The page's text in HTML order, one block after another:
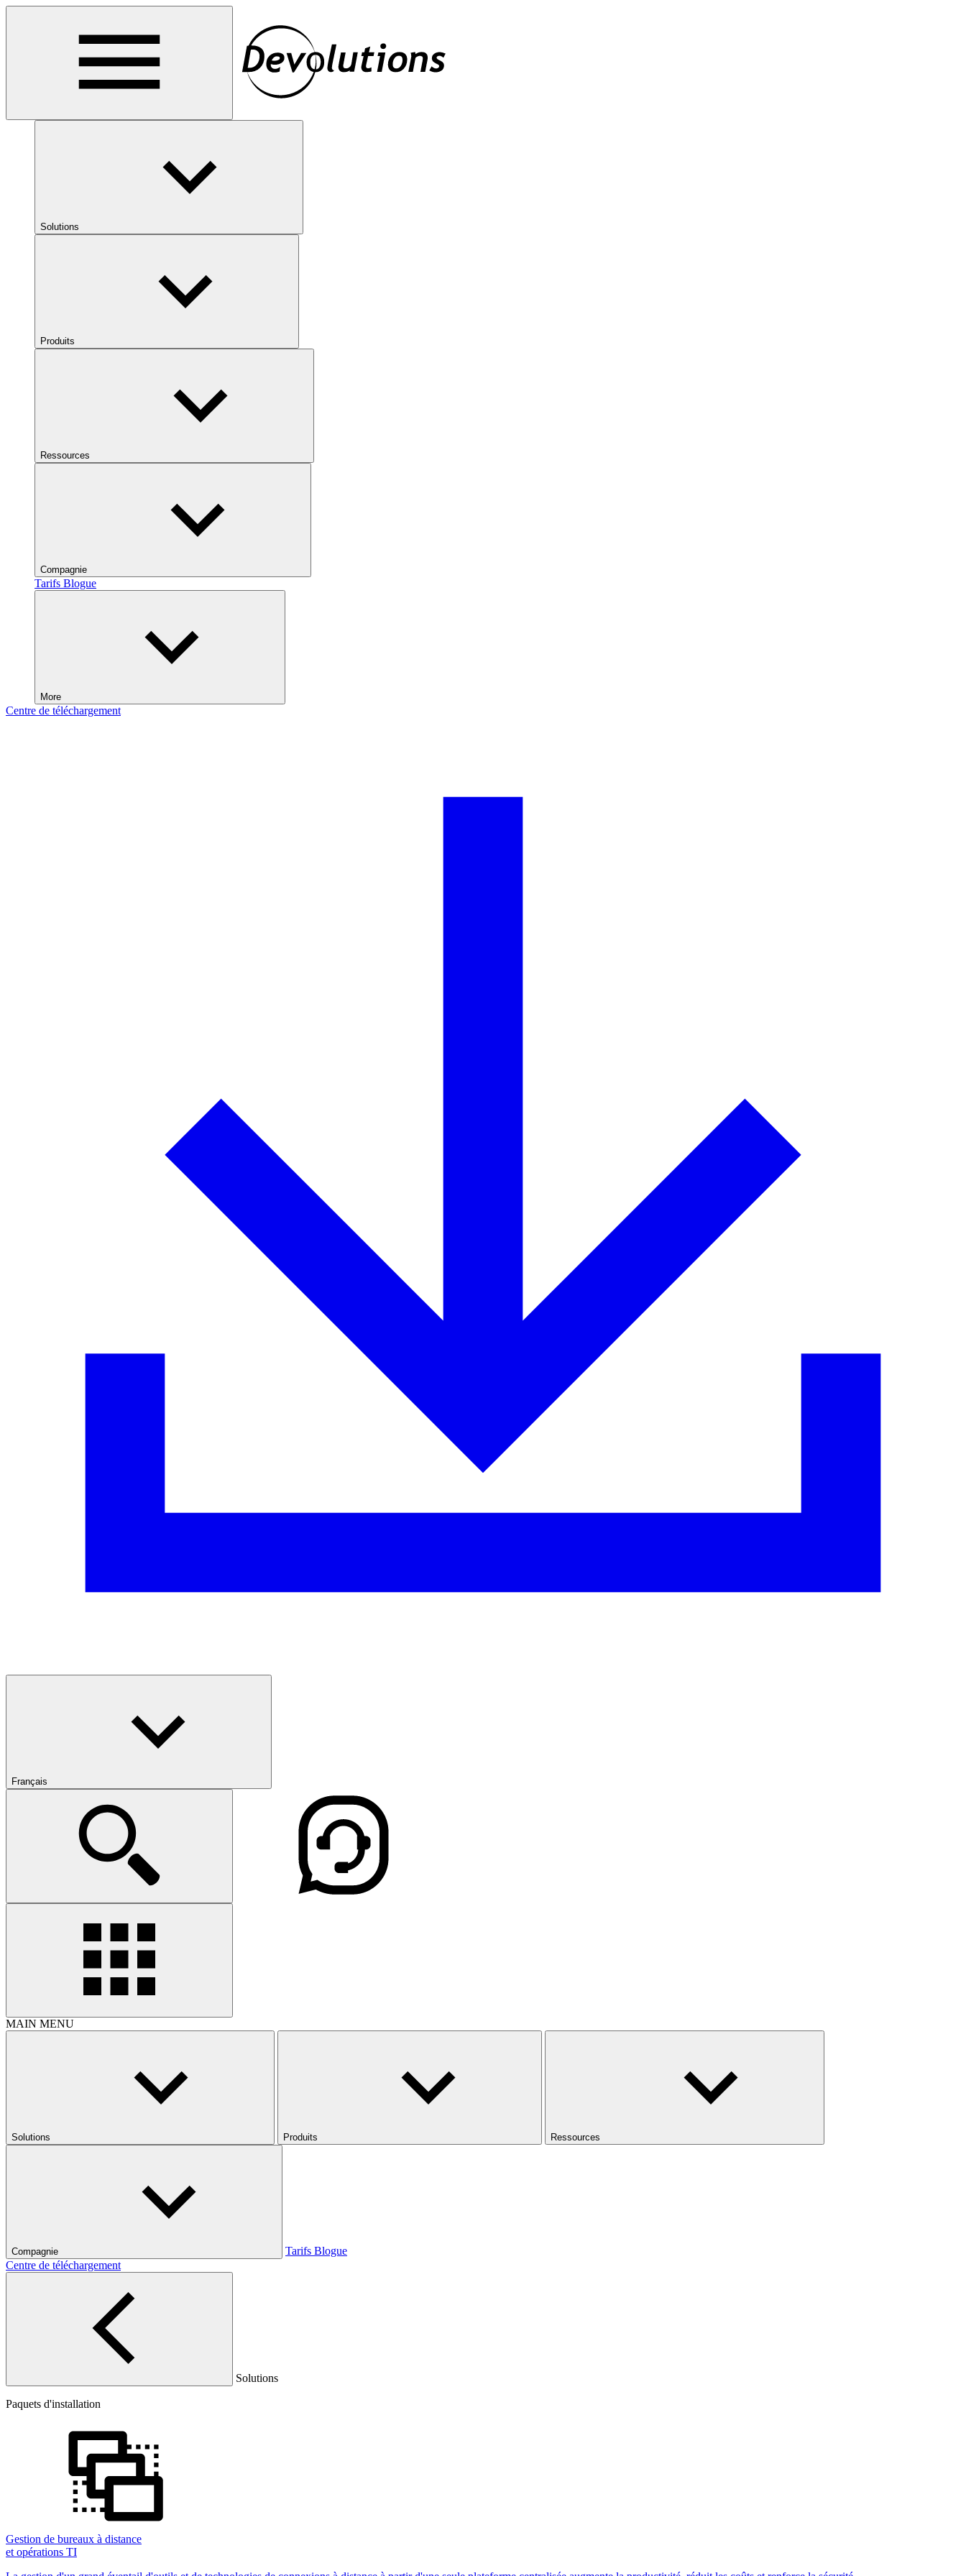
Solutions
Produits
Ressources
Compagnie
Tarifs Blogue
More
Centre de téléchargement
Français
MAIN MENU
Solutions Produits Ressources
Compagnie Tarifs Blogue
Centre de téléchargement
Solutions
Paquets d'installation
Gestion de bureaux à distance
et opérations TI